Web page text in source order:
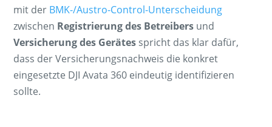
mit der BMK-/Austro-Control-Unterscheidung
zwischen Registrierung des Betreibers und
Versicherung des Gerätes spricht das klar dafür,
dass der Versicherungsnachweis die konkret
eingesetzte DJI Avata 360 eindeutig identifizieren
sollte.